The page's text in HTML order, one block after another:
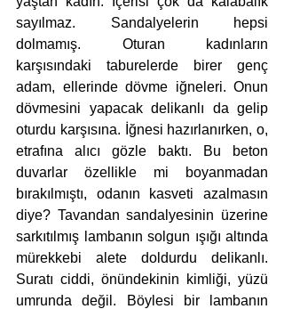
sayılmaz. Sandalyelerin hepsi
dolmamış. Oturan kadınların
karşısındaki taburelerde birer genç
adam, ellerinde dövme iğneleri. Onun
dövmesini yapacak delikanlı da gelip
oturdu karşısına. İğnesi hazırlanırken, o,
etrafına alıcı gözle baktı. Bu beton
duvarlar özellikle mi boyanmadan
bırakılmıştı, odanın kasveti azalmasın
diye? Tavandan sandalyesinin üzerine
sarkıtılmış lambanın solgun ışığı altında
mürekkebi alete doldurdu delikanlı.
Suratı ciddi, önündekinin kimliği, yüzü
umrunda değil. Böylesi bir lambanın